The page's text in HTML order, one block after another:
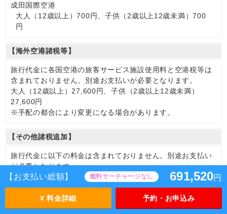
【お支払い総額】 燃料サーチャージなし 691,520円
¥ 料金詳細 予約・お申込み
成田国際空港
大人（12歳以上）700円、子供（2歳以上12歳未満）700
円
【海外空港諸税等】
旅行代金に各国空港の旅客サービス施設使用料と空港税等は
含まれておりません。別途お支払いが必要となります。
大人（12歳以上）27,600円、子供（2歳以上12歳未満）
27,600円
※手配の都合により変更になる場合があります。
【その他諸税追加】
旅行代金に以下の料金は含まれておりません。別途お支払い
が必要となります。
国際観光旅客税
大人（12歳以上）3,000円、子供（2歳以上12歳未満）
3,000円